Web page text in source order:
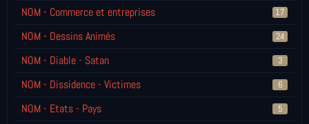
NOM - Commerce et entreprises 17
NOM - Dessins Animés 24
NOM - Diable - Satan 3
NOM - Dissidence - Victimes 6
NOM - Etats - Pays 5